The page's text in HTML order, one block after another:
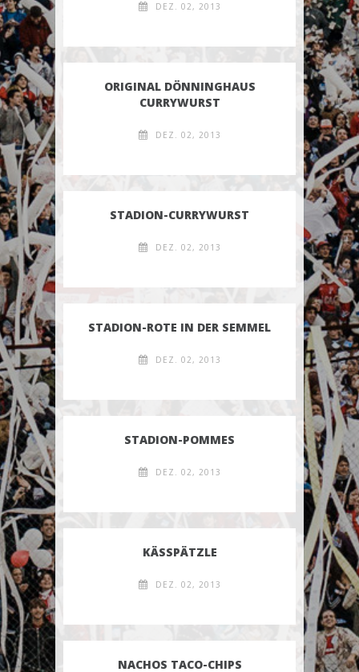
DEZ. 02, 2013
ORIGINAL DÖNNINGHAUS
CURRYWURST
DEZ. 02, 2013
STADION-CURRYWURST
DEZ. 02, 2013
STADION-ROTE IN DER SEMMEL
DEZ. 02, 2013
STADION-POMMES
DEZ. 02, 2013
KÄSSPÄTZLE
DEZ. 02, 2013
NACHOS TACO-CHIPS